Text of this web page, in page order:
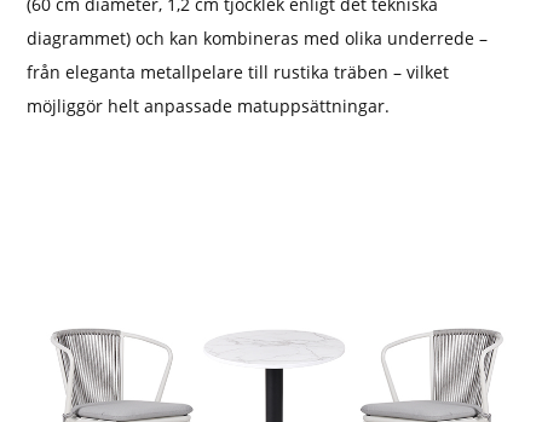
diagrammet) och kan kombineras med olika underrede –
från eleganta metallpelare till rustika träben – vilket
möjliggör helt anpassade matuppsättningar.